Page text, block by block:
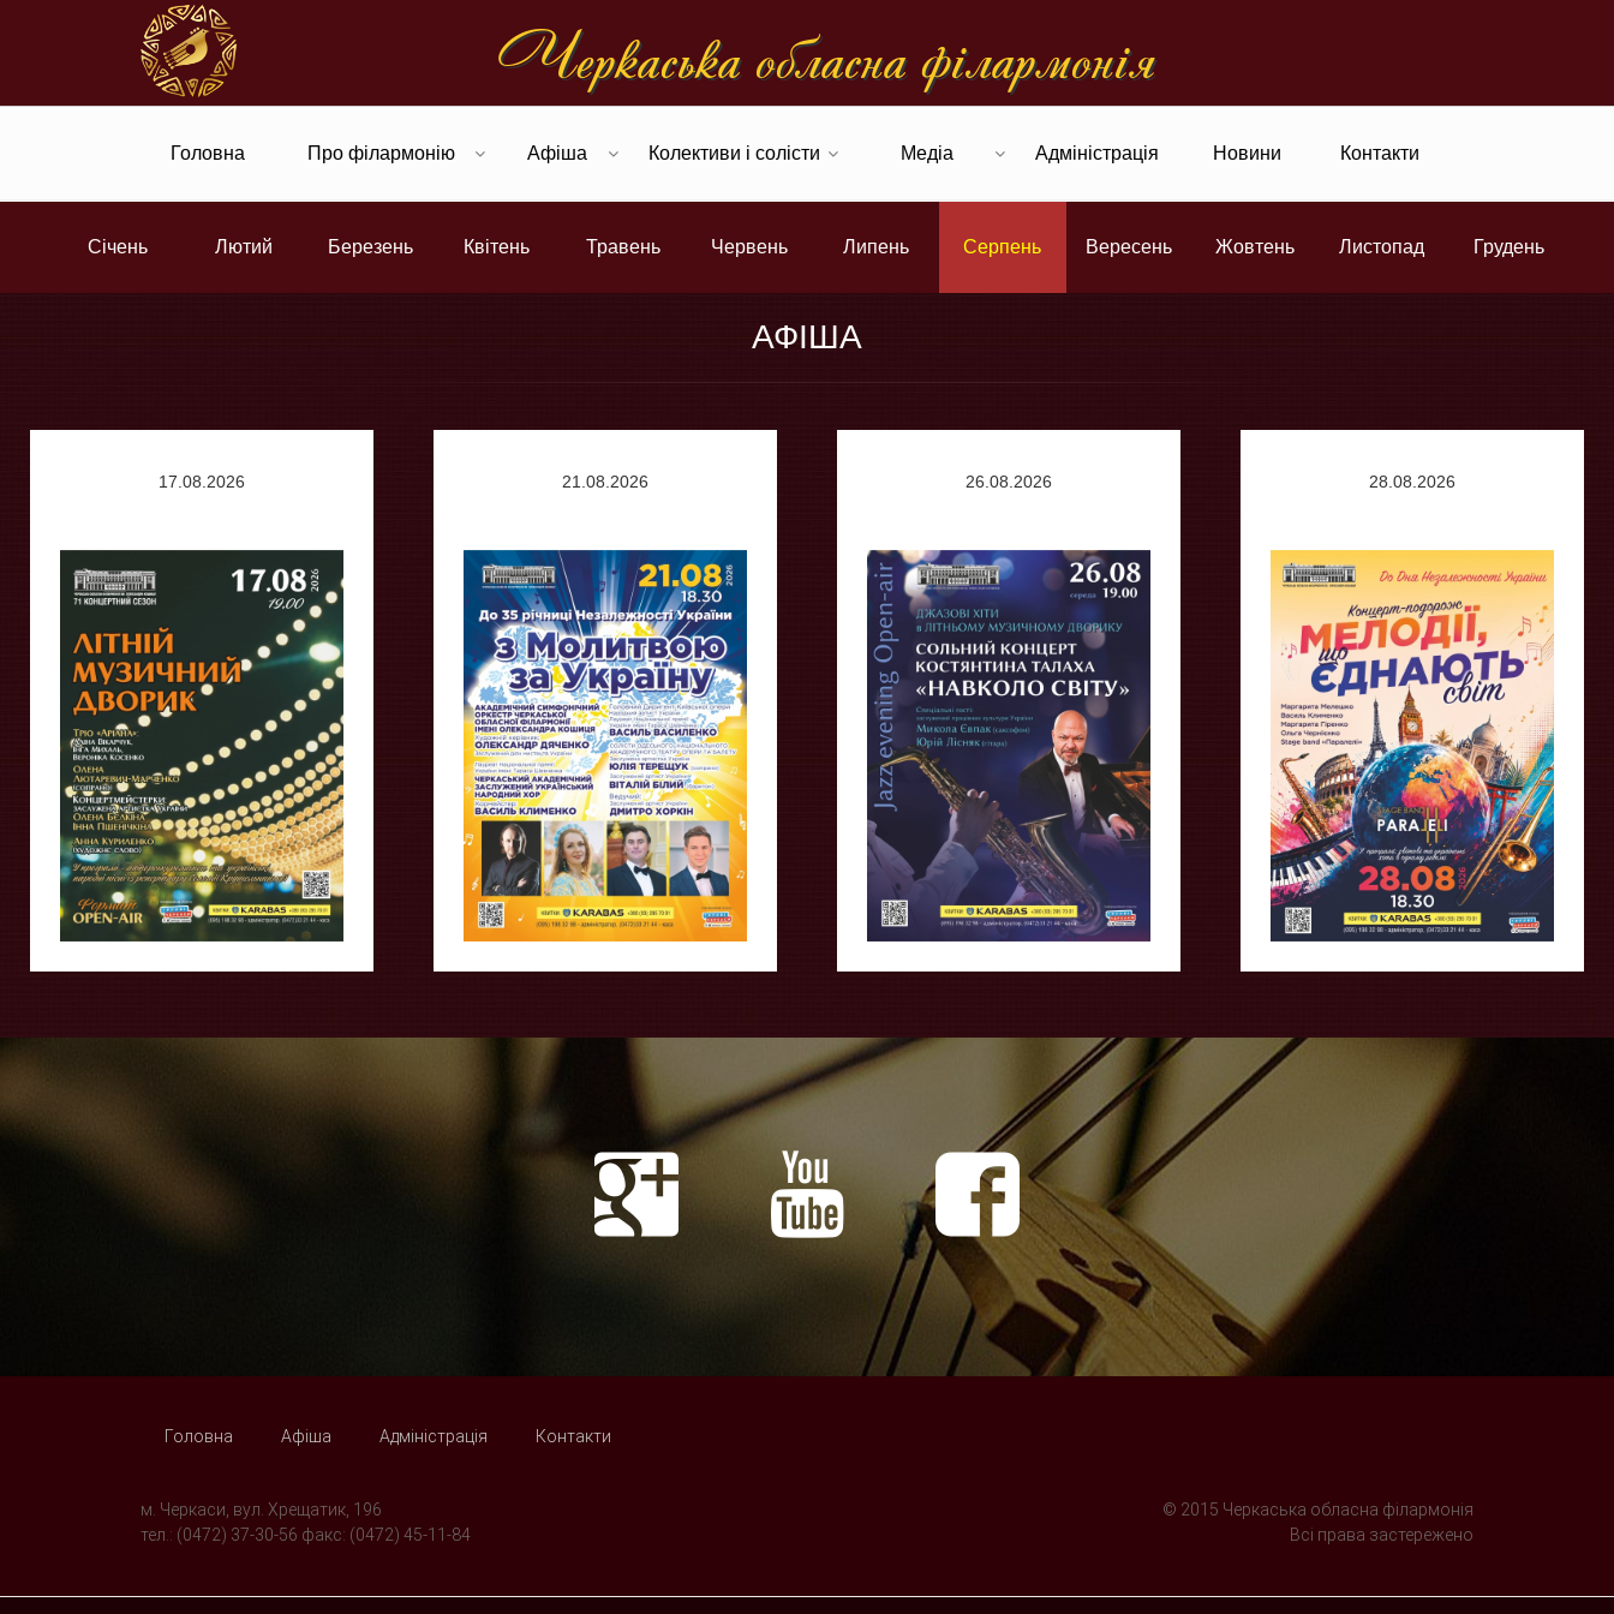
Черкаська обласна фiлармонiя
Головна Про філармонію Афіша Колективи і солісти Медіа Адміністрація Новини Контакти
Січень Лютий Березень Квітень Травень Червень Липень Серпень Вересень Жовтень Листопад Грудень
АФІША
17.08.2026 21.08.2026 26.08.2026 28.08.2026
Головна Афіша Адміністрація Контакти
м. Черкаси, вул. Хрещатик, 196
тел.: (0472) 37-30-56 факс: (0472) 45-11-84
© 2015 Черкаська обласна філармонія
Всі права застережено